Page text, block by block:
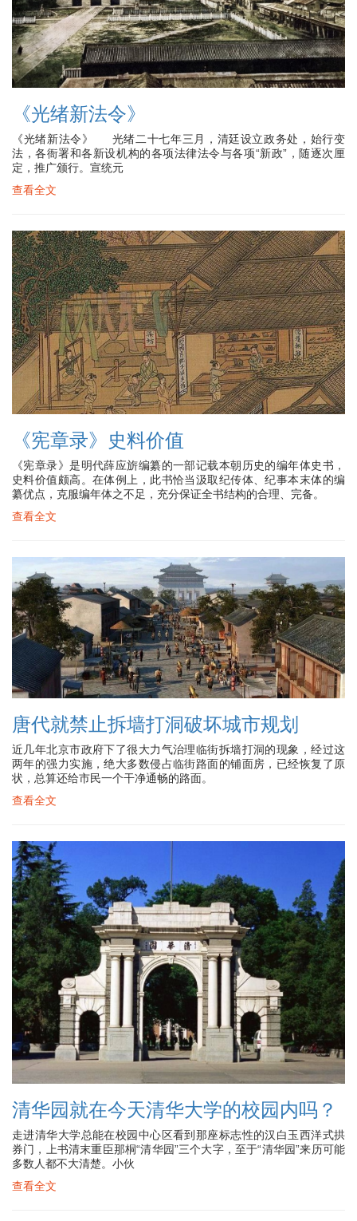
《光绪新法令》
《光绪新法令》 光绪二十七年三月，清廷设立政务处，始行变
法，各衙署和各新设机构的各项法律法令与各项“新政”，随逐次厘
定，推广颁行。宣统元
查看全文
《宪章录》史料价值
《宪章录》是明代薛应旂编纂的一部记载本朝历史的编年体史书，
史料价值颇高。在体例上，此书恰当汲取纪传体、纪事本末体的编
纂优点，克服编年体之不足，充分保证全书结构的合理、完备。
查看全文
唐代就禁止拆墙打洞破坏城市规划
近几年北京市政府下了很大力气治理临街拆墙打洞的现象，经过这
两年的强力实施，绝大多数侵占临街路面的铺面房，已经恢复了原
状，总算还给市民一个干净通畅的路面。
查看全文
清华园就在今天清华大学的校园内吗？
走进清华大学总能在校园中心区看到那座标志性的汉白玉西洋式拱
券门，上书清末重臣那桐“清华园”三个大字，至于“清华园”来历可能
多数人都不大清楚。小伙
查看全文